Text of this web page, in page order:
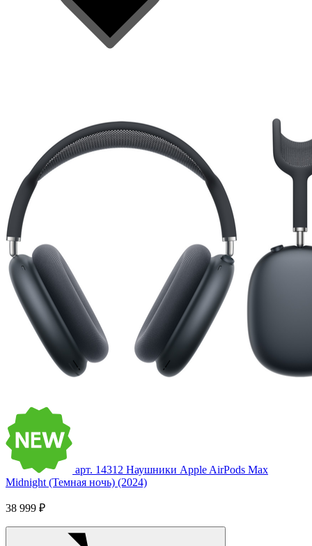
арт. 14312 Наушники Apple AirPods Max
Midnight (Темная ночь) (2024)
38 999 ₽